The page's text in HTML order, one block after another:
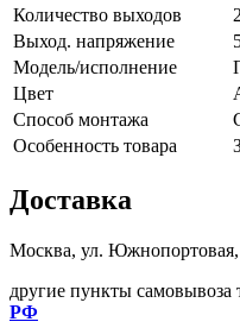
Количество выходов
2
Выход. напряжение
Модель/исполнение
Цвет
Способ монтажа
Особенность товара
Доставка
Москва, ул. Южнопортовая,
другие пункты самовывоза
РФ